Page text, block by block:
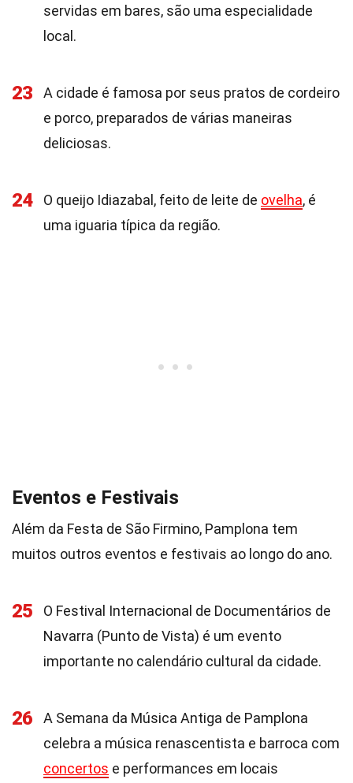
servidas em bares, são uma especialidade
local.
23
A cidade é famosa por seus pratos de cordeiro
e porco, preparados de várias maneiras
deliciosas.
24 O queijo Idiazabal, feito de leite de ovelha, é
uma iguaria típica da região.
Eventos e Festivais
Além da Festa de São Firmino, Pamplona tem
muitos outros eventos e festivais ao longo do ano.
25
O Festival Internacional de Documentários de
Navarra (Punto de Vista) é um evento
importante no calendário cultural da cidade.
26
A Semana da Música Antiga de Pamplona
celebra a música renascentista e barroca com
concertos e performances em locais